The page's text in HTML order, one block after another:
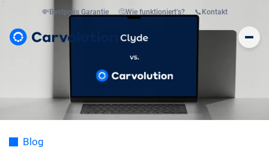
💸Bestpreis Garantie 🤔Wie funktioniert’s? 📞 Kontakt
Blog